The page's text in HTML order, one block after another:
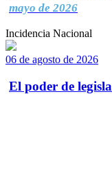
mayo de 2026
Incidencia Nacional
06 de agosto de 2026
El poder de